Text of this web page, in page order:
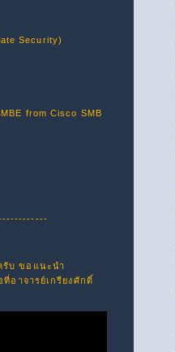
Security)
from Cisco SMB
รับ ขอแนะนำ
อาจารย์เกรียงศักดิ์